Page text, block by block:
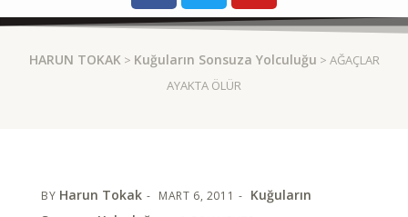
HARUN TOKAK > Kuğuların Sonsuza Yolculuğu > AĞAÇLAR
AYAKTA ÖLÜR
BY Harun Tokak MART 6, 2011
Kuğuların